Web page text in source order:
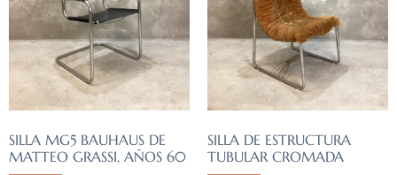
SILLA MG5 BAUHAUS DE
MATTEO GRASSI, AÑOS 60
SILLA DE ESTRUCTURA
TUBULAR CROMADA